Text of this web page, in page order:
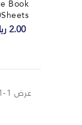
Book
2.00 ريال
عرض 1-1 من 1 منتجات